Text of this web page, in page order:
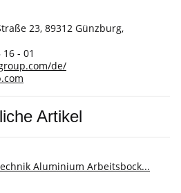
23, 89312 Günzburg,
- 01
de/
Artikel